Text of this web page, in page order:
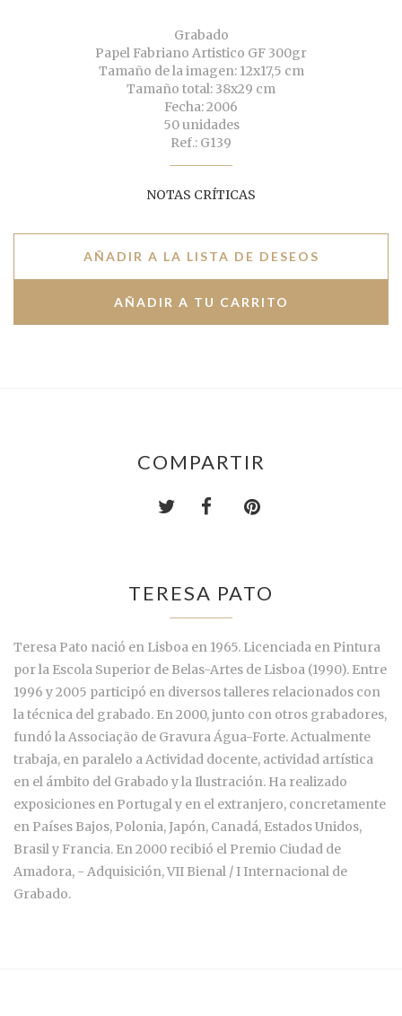
Grabado
Papel Fabriano Artistico GF 300gr
Tamaño de la imagen: 12x17,5 cm
Tamaño total: 38x29 cm
Fecha: 2006
50 unidades
Ref.: G139
NOTAS CRÍTICAS
AÑADIR A LA LISTA DE DESEOS
COMPARTIR
TERESA PATO
Teresa Pato nació en Lisboa en 1965. Licenciada en Pintura
por la Escola Superior de Belas-Artes de Lisboa (1990). Entre
1996 y 2005 participó en diversos talleres relacionados con
la técnica del grabado. En 2000, junto con otros grabadores,
fundó la Associação de Gravura Água-Forte. Actualmente
trabaja, en paralelo a Actividad docente, actividad artística
en el ámbito del Grabado y la Ilustración. Ha realizado
exposiciones en Portugal y en el extranjero, concretamente
en Países Bajos, Polonia, Japón, Canadá, Estados Unidos,
Brasil y Francia. En 2000 recibió el Premio Ciudad de
Amadora, - Adquisición, VII Bienal / I Internacional de
Grabado.